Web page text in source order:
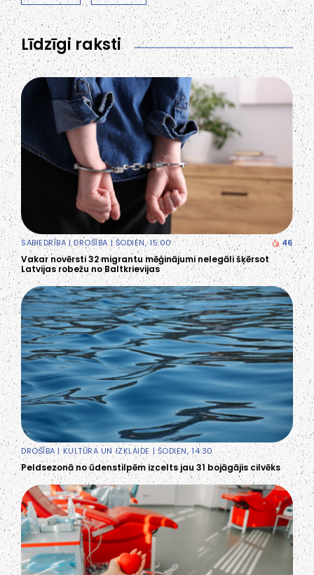
Līdzīgi raksti
SABIEDRĪBA|DROŠĪBA | ŠODIEN, 15:00 46
Vakar novērsti 32 migrantu mēģinājumi nelegāli šķērsot
Latvijas robežu no Baltkrievijas
DROŠĪBA|KULTŪRA UN IZKLAIDE | ŠODIEN, 14:30
Peldsezonā no ūdenstilpēm izcelts jau 31 bojāgājis cilvēks